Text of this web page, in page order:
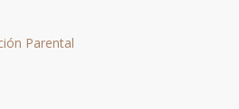
Parental